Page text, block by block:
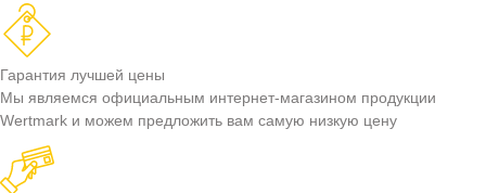
Гарантия лучшей цены
Мы являемся официальным интернет-магазином продукции
Wertmark и можем предложить вам самую низкую цену